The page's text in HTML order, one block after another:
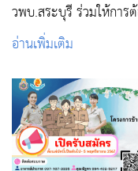
วพบ.สระบุรี ร่วมให้การ
โอกาสเข้ารับตำแหน่งผู้อำนวยการ และคณะศึก
พยาบาลศาสตร์ และวพบ
อ่านเพิ่มเติม